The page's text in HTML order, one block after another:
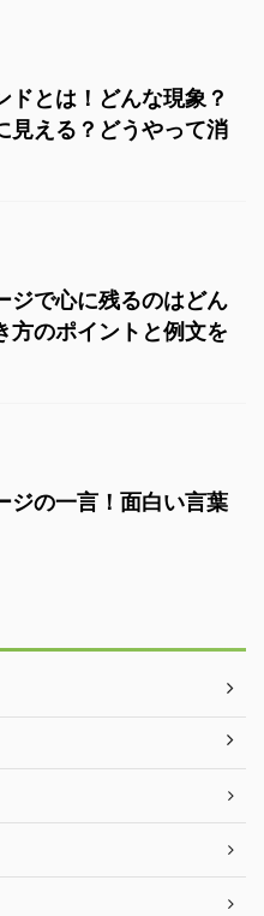
ドとは！どんな現象？
見える？どうやって消
ジで心に残るのはどん
方のポイントと例文を
ジの一言！面白い言葉